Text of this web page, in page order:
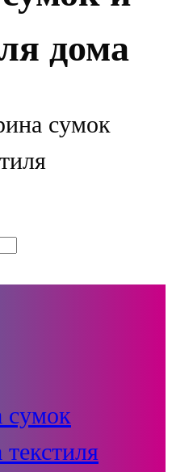
дома
сумок
сумок